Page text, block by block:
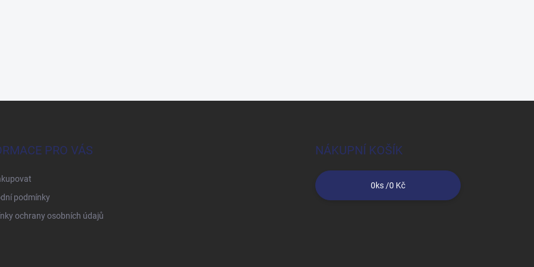
PRO VÁS
podmínky
ochrany osobních údajů
NÁKUPNÍ KOŠÍK
0ks /0 Kč